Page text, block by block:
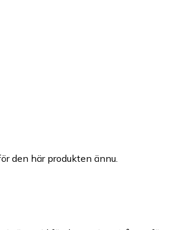
den här produkten ännu.